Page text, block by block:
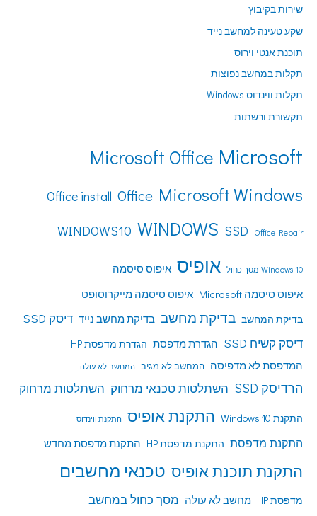
שירות בקיבוץ
שקע טעינה למחשב נייד
תוכנת אנטי וירוס
תקלות במחשב נפוצות
תקלות ווינדוס Windows
תקשורת ורשתות
Microsoft
Microsoft Office
Microsoft Windows
Office
Office install
Office Repair
SSD
WINDOWS
WINDOWS10
Windows 10 מסך כחול אופיס איפוס סיסמה
איפוס סיסמה Microsoft
איפוס סיסמה מייקרוסופט
בדיקת המחשב בדיקת מחשב בדיקת מחשב נייד דיסק SSD
דיסק קשיח SSD
הגדרת מדפסת הגדרת מדפסת HP
המדפסת לא מדפיסה המחשב לא מגיב המחשב לא עולה
הרדיסק SSD השתלטות טכנאי מרחוק השתלטות מרחוק
התקנת Windows 10 התקנת אופיס התקנת ווינדוס
התקנת מדפסת התקנת מדפסת HP התקנת מדפסת מחדש
התקנת תוכנת אופיס טכנאי מחשבים
מדפסת HP מחשב לא עולה מסך כחול במחשב